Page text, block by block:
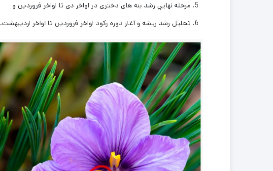
مرحله نهایي رشد بنه های دختری در اواخر دی تا اواخر فروردین و
تحليل رشد ریشه و آغاز دوره ركود اواخر فروردین تا اواخر اردیبهشت.